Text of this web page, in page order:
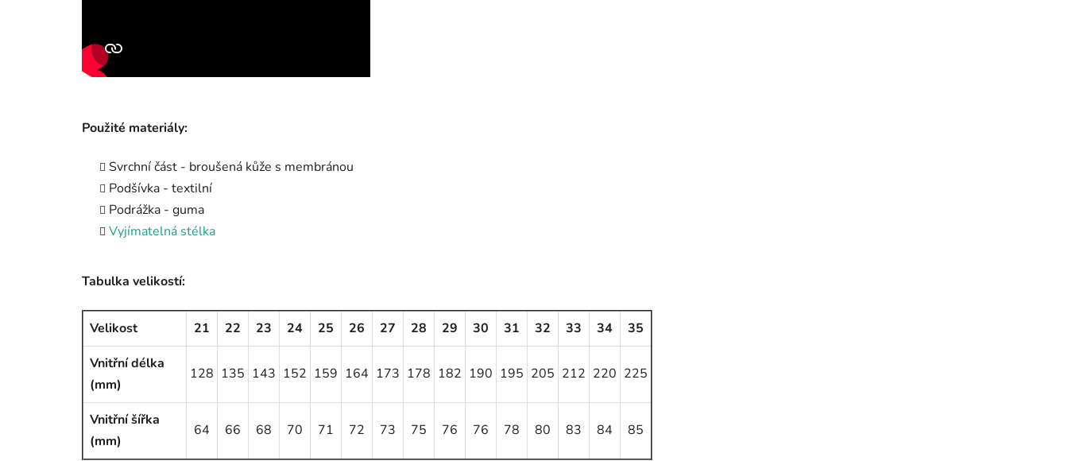
Použité materiály:
Svrchní část - broušená kůže s membránou
Podšívka - textilní
Podrážka - guma
Vyjímatelná stélka
Tabulka velikostí:
Velikost 21 22 23 24 25 26 27 28 29 30 31 32 33 34
35
Vnitřní délka
(mm)
128 135 143 152 159 164 173 178 182 190 195 205 212 220 225
Vnitřní šířka
(mm)
64 66 68 70 71 72 73 75 76 76 78 80 83 84 85